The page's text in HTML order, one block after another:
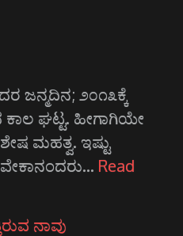
ಜನ್ಮದಿನ; ೨೦೧೩ಕ್ಕೆ
ಘಟ್ಟ. ಹೀಗಾಗಿಯೇ
ಮಹತ್ವ. ಇಷ್ಟು
Read
ನಾವು